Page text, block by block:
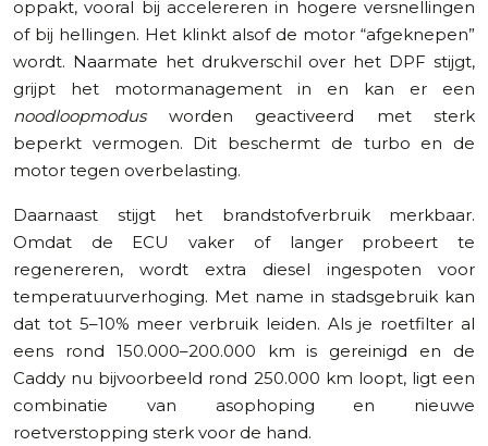
oppakt, vooral bij accelereren in hogere versnellingen
of bij hellingen. Het klinkt alsof de motor “afgeknepen”
wordt. Naarmate het drukverschil over het DPF stijgt,
grijpt het motormanagement in en kan er een
noodloopmodusworden geactiveerd met sterk
beperkt vermogen. Dit beschermt de turbo en de
motor tegen overbelasting.
Daarnaast stijgt het brandstofverbruik merkbaar.
Omdat de ECU vaker of langer probeert te
regenereren, wordt extra diesel ingespoten voor
temperatuurverhoging. Met name in stadsgebruik kan
dat tot 5–10% meer verbruik leiden. Als je roetfilter al
eens rond 150.000–200.000 km is gereinigd en de
Caddy nu bijvoorbeeld rond 250.000 km loopt, ligt een
combinatie van asophoping en nieuwe
roetverstopping sterk voor de hand.